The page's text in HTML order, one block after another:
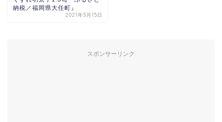
納税／福岡県大任町』
2021年3月15日
スポンサーリンク